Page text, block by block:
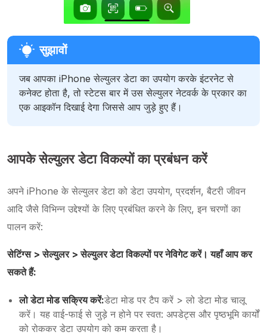
जब आपका iPhone सेल्युलर डेटा का उपयोग करके इंटरनेट से
कनेक्ट होता है, तो स्टेटस बार में उस सेल्युलर नेटवर्क के प्रकार का
एक आइकॉन दिखाई देगा जिससे आप जुड़े हुए हैं।
आपके सेल्युलर डेटा विकल्पों का प्रबंधन करें
अपने iPhone के सेल्युलर डेटा को डेटा उपयोग, प्रदर्शन, बैटरी जीवन
आदि जैसे विभिन्न उद्देश्यों के लिए प्रबंधित करने के लिए, इन चरणों का
पालन करें:
सेटिंग्स > सेल्युलर > सेल्युलर डेटा विकल्पों पर नेविगेट करें। यहाँ आप कर
सकते हैं:
लो डेटा मोड सक्रिय करें:डेटा मोड पर टैप करें > लो डेटा मोड चालू
करें। यह वाई-फाई से जुड़े न होने पर स्वत: अपडेट्स और पृष्ठभूमि कार्यों
को रोककर डेटा उपयोग को कम करता है।